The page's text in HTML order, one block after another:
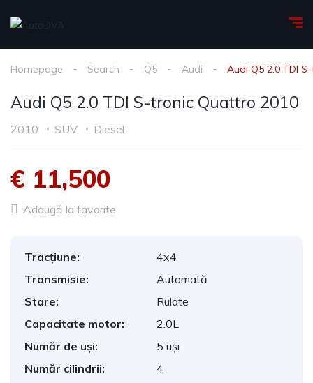
Homepage Search Q5 Audi Audi Q5 2.0 TDI
Audi Q5 2.0 TDI S-tronic Quattro 2010
2010 SUV Diesel
€ 11,500
Adaugă la favorite
Tracțiune:
4x4
Transmisie:
Automată
Stare:
Rulate
Capacitate motor:
2.0L
Număr de uși:
5 uși
Număr cilindrii:
4